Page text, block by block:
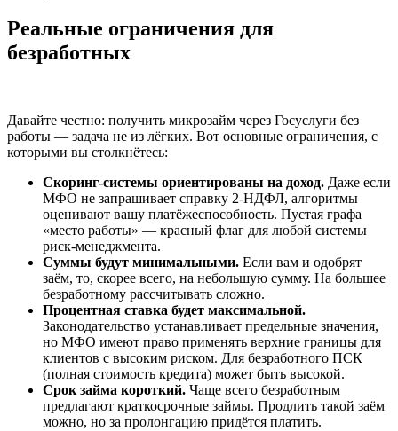
Реальные ограничения для
безработных
Давайте честно: получить микрозайм через Госуслуги без
работы — задача не из лёгких. Вот основные ограничения, с
которыми вы столкнётесь:
Скоринг-системы ориентированы на доход. Даже если
МФО не запрашивает справку 2-НДФЛ, алгоритмы
оценивают вашу платёжеспособность. Пустая графа
«место работы» — красный флаг для любой системы
риск-менеджмента.
Суммы будут минимальными. Если вам и одобрят
заём, то, скорее всего, на небольшую сумму. На большее
безработному рассчитывать сложно.
Процентная ставка будет максимальной.
Законодательство устанавливает предельные значения,
но МФО имеют право применять верхние границы для
клиентов с высоким риском. Для безработного ПСК
(полная стоимость кредита) может быть высокой.
Срок займа короткий. Чаще всего безработным
предлагают краткосрочные займы. Продлить такой заём
можно, но за пролонгацию придётся платить.